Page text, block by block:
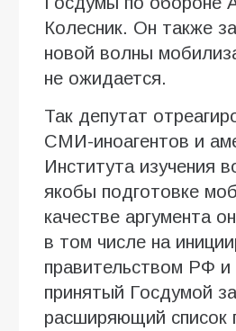
Колесник. Он также
новой волны
не ожидается.
Так депутат
СМИ-иноагентов и
Института изучения
якобы подготовке
качестве аргумента
в том числе на
правительством РФ и
принятый Госдумой
расширяющий список